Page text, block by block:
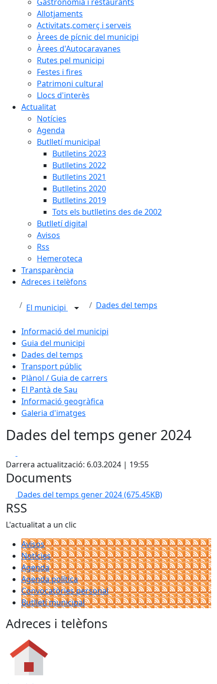
Allotjaments
Activitats,comerç i serveis
Àrees de pícnic del municipi
Àrees d'Autocaravanes
Rutes pel municipi
Festes i fires
Patrimoni cultural
Llocs d'interès
Actualitat
Notícies
Agenda
Butlletí municipal
Butlletins 2023
Butlletins 2022
Butlletins 2021
Butlletins 2020
Butlletins 2019
Tots els butlletins des de 2002
Butlletí digital
Avisos
Rss
Hemeroteca
Transparència
Adreces i telèfons
El municipi Dades del temps
Informació del municipi
Guia del municipi
Dades del temps
Transport públic
Plànol / Guia de carrers
El Pantà de Sau
Informació geogràfica
Galeria d'imatges
Dades del temps gener 2024
Darrera actualització: 6.03.2024 | 19:55
Documents
Dades del temps gener 2024(675.45KB)
RSS
L'actualitat a un clic
Avisos
Notícies
Agenda
Agenda política
Convocatòries personal
Butlletí municipal
Adreces i telèfons